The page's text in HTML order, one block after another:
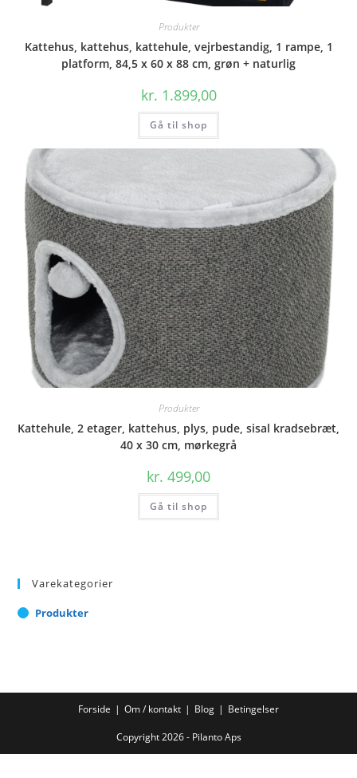
Produkter
Kattehus, kattehus, kattehule, vejrbestandig, 1 rampe, 1
platform, 84,5 x 60 x 88 cm, grøn + naturlig
kr. 1.899,00
Gå til shop
Produkter
Kattehule, 2 etager, kattehus, plys, pude, sisal kradsebræt,
40 x 30 cm, mørkegrå
kr. 499,00
Gå til shop
Varekategorier
Produkter
Forside Om / kontakt Blog Betingelser
Copyright 2026 - Pilanto Aps